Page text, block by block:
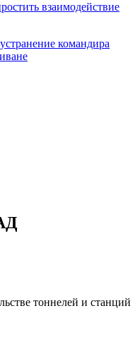
взаимодействие
командира
тоннелей и станций